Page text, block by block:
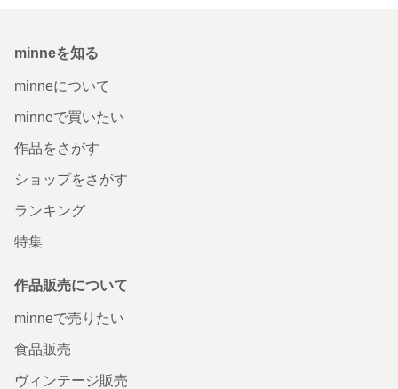
minneを知る
minneについて
minneで買いたい
作品をさがす
ショップをさがす
ランキング
特集
作品販売について
minneで売りたい
食品販売
ヴィンテージ販売